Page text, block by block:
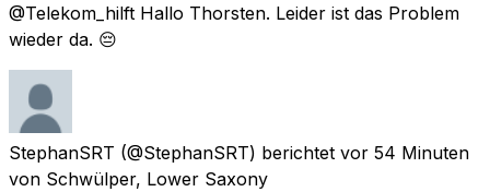
@Telekom_hilft Hallo Thorsten. Leider ist das Problem
wieder da. 😔
StephanSRT (@StephanSRT) berichtet vor 54 Minuten
von Schwülper, Lower Saxony